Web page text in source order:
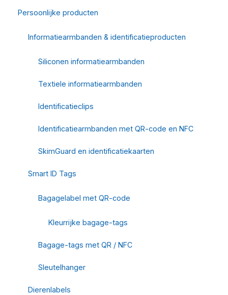
Persoonlijke producten
Informatiearmbanden & identificatieproducten
Siliconen informatiearmbanden
Textiele informatiearmbanden
Identificatieclips
Identificatiearmbanden met QR-code en NFC
SkimGuard en identificatiekaarten
Smart ID Tags
Bagagelabel met QR-code
Kleurrijke bagage-tags
Bagage-tags met QR / NFC
Sleutelhanger
Dierenlabels